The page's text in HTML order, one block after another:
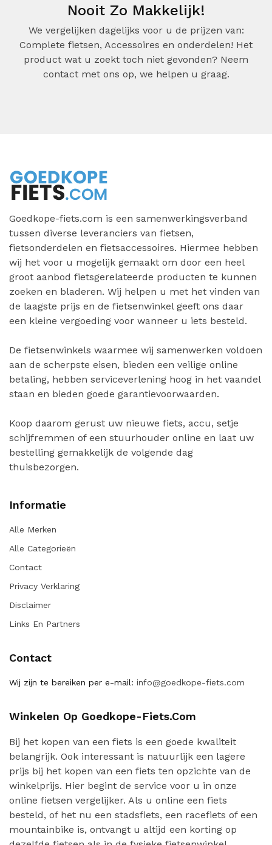
Nooit Zo Makkelijk!
We vergelijken dagelijks voor u de prijzen van:
Complete fietsen, Accessoires en onderdelen! Het
product wat u zoekt toch niet gevonden? Neem
contact met ons op, we helpen u graag.
Goedkope-fiets.com is een samenwerkingsverband
tussen diverse leveranciers van fietsen,
fietsonderdelen en fietsaccessoires. Hiermee hebben
wij het voor u mogelijk gemaakt om door een heel
groot aanbod fietsgerelateerde producten te kunnen
zoeken en bladeren. Wij helpen u met het vinden van
de laagste prijs en de fietsenwinkel geeft ons daar
een kleine vergoeding voor wanneer u iets besteld.
De fietsenwinkels waarmee wij samenwerken voldoen
aan de scherpste eisen, bieden een veilige online
betaling, hebben serviceverlening hoog in het vaandel
staan en bieden goede garantievoorwaarden.
Koop daarom gerust uw nieuwe fiets, accu, setje
schijfremmen of een stuurhouder online en laat uw
bestelling gemakkelijk de volgende dag
thuisbezorgen.
Informatie
Alle Merken
Alle Categorieën
Contact
Privacy Verklaring
Disclaimer
Links En Partners
Contact
Wij zijn te bereiken per e-mail: info@goedkope-fiets.com
Winkelen Op Goedkope-Fiets.com
Bij het kopen van een fiets is een goede kwaliteit
belangrijk. Ook interessant is natuurlijk een lagere
prijs bij het kopen van een fiets ten opzichte van de
winkelprijs. Hier begint de service voor u in onze
online fietsen vergelijker. Als u online een fiets
besteld, of het nu een stadsfiets, een racefiets of een
mountainbike is, ontvangt u altijd een korting op